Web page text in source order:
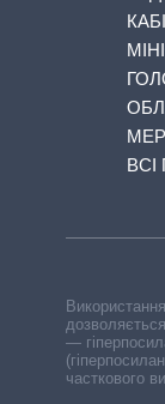
—
часткового